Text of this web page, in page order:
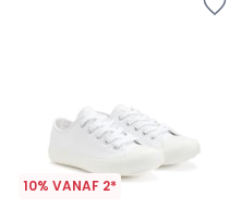
10% VANAF 2*